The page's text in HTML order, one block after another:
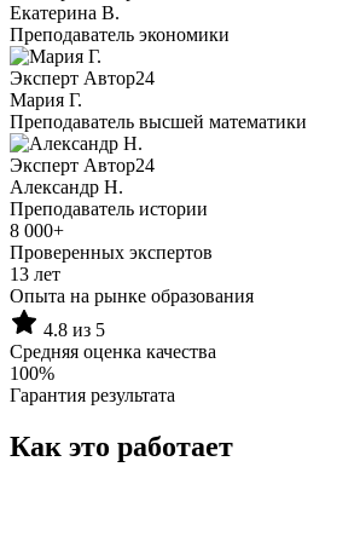
Екатерина B.
Преподаватель экономики
Эксперт Автор24
Мария Г.
Преподаватель высшей математики
Эксперт Автор24
Александр Н.
Преподаватель истории
8 000+
Проверенных экспертов
13 лет
Опыта на рынке образования
4.8 из 5
Средняя оценка качества
100%
Гарантия результата
Как это работает